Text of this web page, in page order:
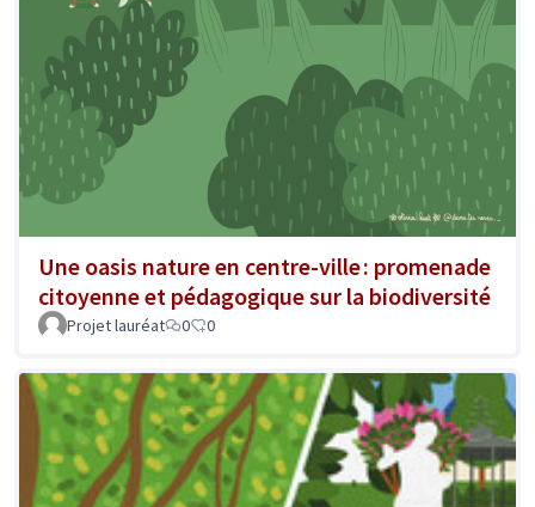
Une oasis nature en centre-ville : promenade
citoyenne et pédagogique sur la biodiversité
Projet lauréat 0 0